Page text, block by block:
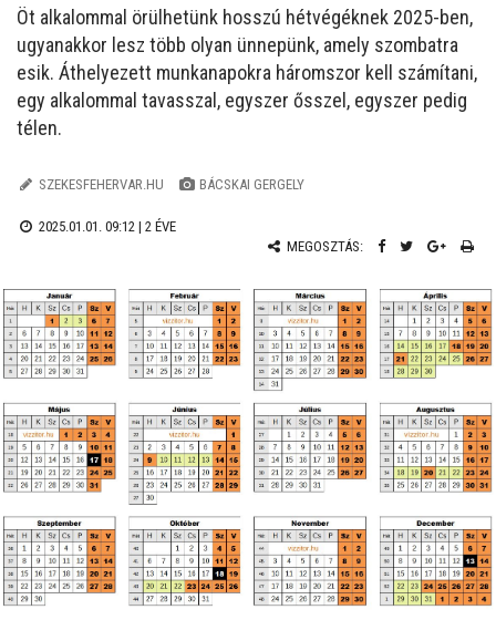
Öt alkalommal örülhetünk hosszú hétvégéknek 2025-ben,
ugyanakkor lesz több olyan ünnepünk, amely szombatra
esik. Áthelyezett munkanapokra háromszor kell számítani,
egy alkalommal tavasszal, egyszer ősszel, egyszer pedig
télen.
SZEKESFEHERVAR.HU BÁCSKAI GERGELY
2025.01.01. 09:12 | 2 ÉVE
MEGOSZTÁS: